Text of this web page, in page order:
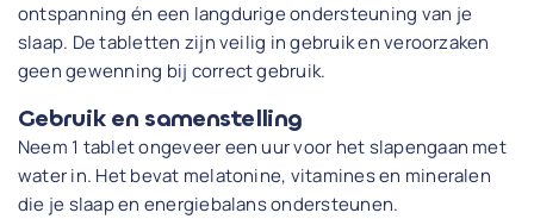
ontspanning én een langdurige ondersteuning van je
slaap. De tabletten zijn veilig in gebruik en veroorzaken
geen gewenning bij correct gebruik.
Gebruik en samenstelling
Neem 1 tablet ongeveer een uur voor het slapengaan met
water in. Het bevat melatonine, vitamines en mineralen
die je slaap en energiebalans ondersteunen.